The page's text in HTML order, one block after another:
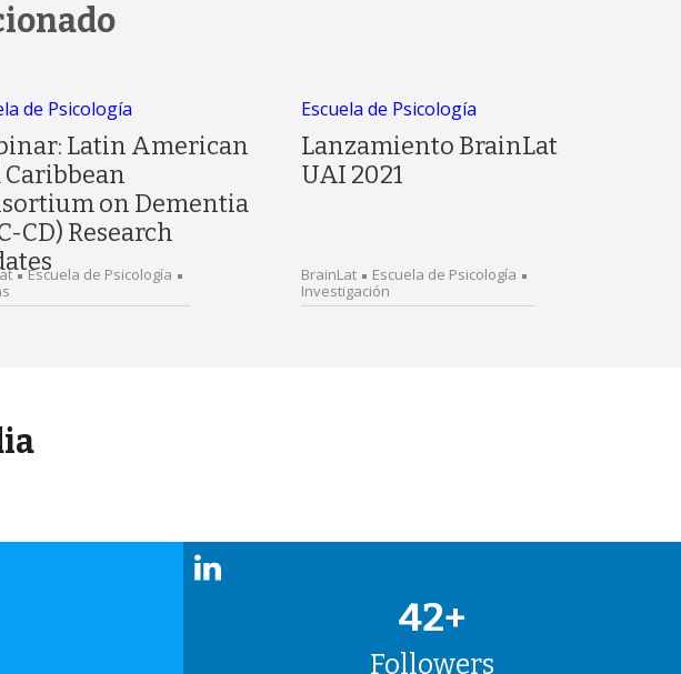
de Psicología
Latin American
Caribbean
on Dementia
CD) Research
Escuela de Psicología
Escuela de Psicología
Lanzamiento BrainLat
UAI 2021
BrainLat
Escuela de Psicología
Investigación
42+
Followers